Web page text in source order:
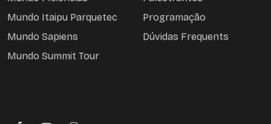
Mundo Itaipu Parquetec
Mundo Sapiens
Mundo Summit Tour
Programação
Dúvidas Frequents